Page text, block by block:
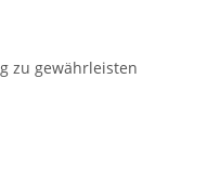
zu gewährleisten